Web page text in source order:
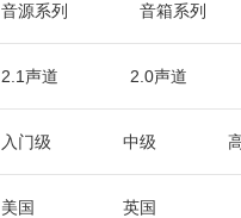
音源系列 音箱系列
2.1声道 2.0声道
入门级 中级
美国 英国